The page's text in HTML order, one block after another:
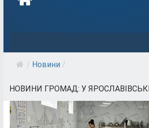
/ Новини /
НОВИНИ ГРОМАД: У